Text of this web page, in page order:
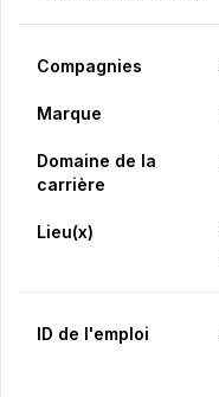
Compagnies
Marque
Domaine de la
carrière
Lieu(x)
ID de l'emploi